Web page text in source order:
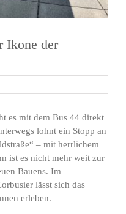
Ikone der
es mit dem Bus 44 direkt
lohnt ein Stopp an
– mit herrlichem
ist es nicht mehr weit zur
Bauens. Im
lässt sich das
erleben.